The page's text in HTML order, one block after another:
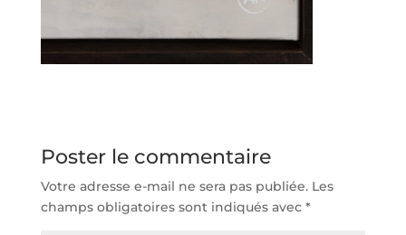
Poster le commentaire
Votre adresse e-mail ne sera pas publiée. Les
champs obligatoires sont indiqués avec *